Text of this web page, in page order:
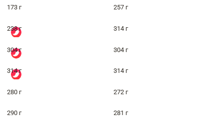
173 г 257 г
238 г 314 г
304 г 304 г
314 г 314 г
280 г 272 г
290 г 281 г